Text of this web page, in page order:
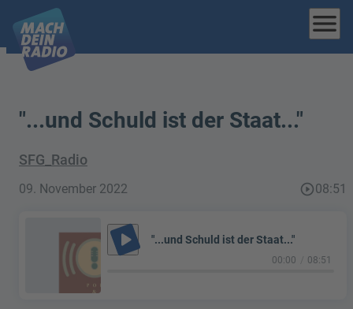
menu
"...und Schuld ist der Staat..."
SFG_Radio
09. November 2022 play_circle_outline08:51
play_arrow "...und Schuld ist der Staat..."
00:00 08:51